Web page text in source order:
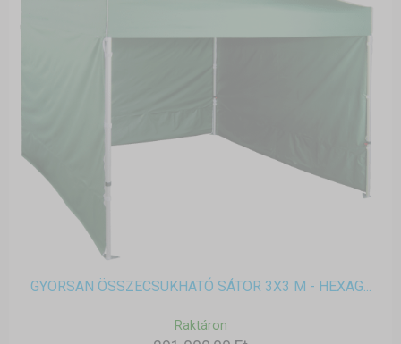
GYORSAN ÖSSZECSUKHATÓ SÁTOR 3X3 M - HEXAG...
Raktáron